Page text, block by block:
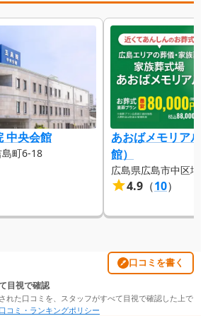
中央会館
町6-18
あおばメモリア
館）
広島県広島市中区堺
4.9 （10）
口コミを書く
目視で確認
れた口コミを、スタッフがすべて目視で確認した上で
口コミ・ランキングポリシー